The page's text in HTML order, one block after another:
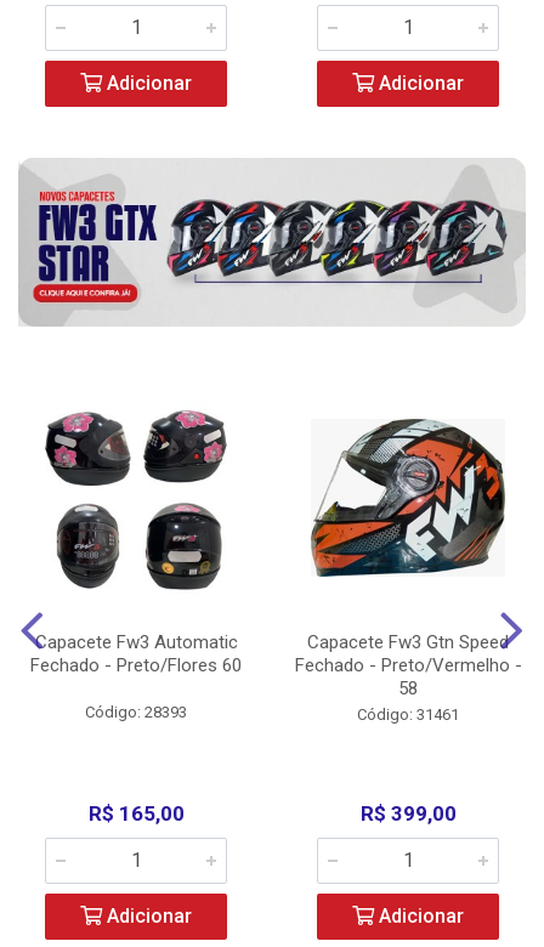
Adicionar Adicionar
Capacete Fw3 Automatic
Fechado - Preto/Flores 60
Código: 28393
R$ 165,00
Adicionar
Capacete Fw3 Gtn Speed
Fechado - Preto/Vermelho -
58
Código: 31461
R$ 399,00
Adicionar